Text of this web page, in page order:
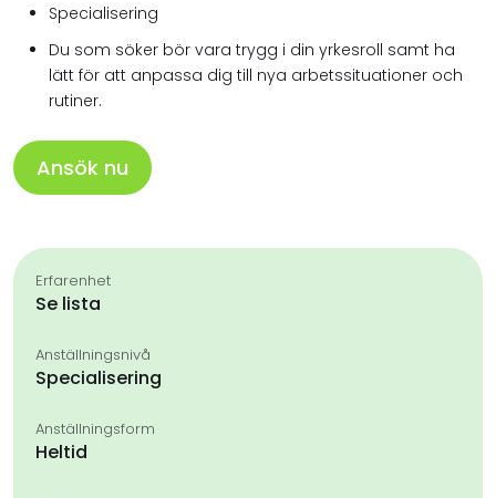
Specialisering
Du som söker bör vara trygg i din yrkesroll samt ha
lätt för att anpassa dig till nya arbetssituationer och
rutiner.
Ansök nu
Erfarenhet
Se lista
Anställningsnivå
Specialisering
Anställningsform
Heltid